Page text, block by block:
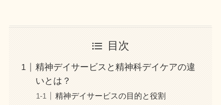
目次
精神デイサービスと精神科デイケアの違
いとは？
精神デイサービスの目的と役割